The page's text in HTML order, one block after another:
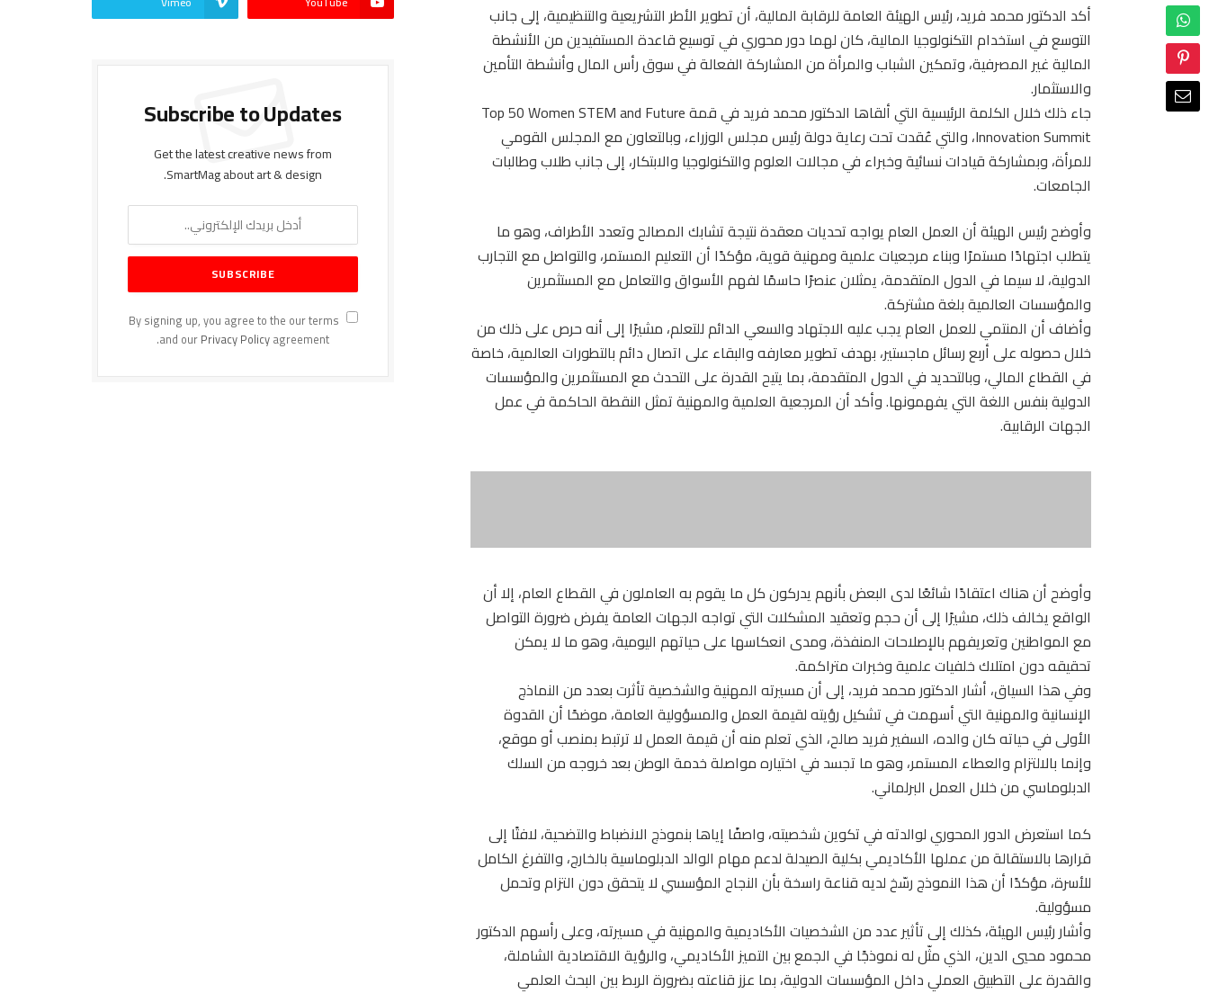
أكد الدكتور محمد فريد، رئيس الهيئة العامة للرقابة المالية، أن تطوير الأطر التشريعية والتنظيمية، إلى جانب
التوسع في استخدام التكنولوجيا المالية، كان لهما دور محوري في توسيع قاعدة المستفيدين من الأنشطة
المالية غير المصرفية، وتمكين الشباب والمرأة من المشاركة الفعالة في سوق رأس المال وأنشطة التأمين
والاستثمار.
جاء ذلك خلال الكلمة الرئيسية التي ألقاها الدكتور محمد فريد في قمة Top 50 Women STEM and Future
Innovation Summit، والتي عُقدت تحت رعاية دولة رئيس مجلس الوزراء، وبالتعاون مع المجلس القومي
للمرأة، وبمشاركة قيادات نسائية وخبراء في مجالات العلوم والتكنولوجيا والابتكار، إلى جانب طلاب وطالبات
الجامعات.
وأوضح رئيس الهيئة أن العمل العام يواجه تحديات معقدة نتيجة تشابك المصالح وتعدد الأطراف، وهو ما
يتطلب اجتهادًا مستمرًا وبناء مرجعيات علمية ومهنية قوية، مؤكدًا أن التعليم المستمر، والتواصل مع التجارب
الدولية، لا سيما في الدول المتقدمة، يمثلان عنصرًا حاسمًا لفهم الأسواق والتعامل مع المستثمرين
والمؤسسات العالمية بلغة مشتركة.
وأضاف أن المنتمي للعمل العام يجب عليه الاجتهاد والسعي الدائم للتعلم، مشيرًا إلى أنه حرص على ذلك من
خلال حصوله على أربع رسائل ماجستير، بهدف تطوير معارفه والبقاء على اتصال دائم بالتطورات العالمية، خاصة
في القطاع المالي، وبالتحديد في الدول المتقدمة، بما يتيح القدرة على التحدث مع المستثمرين والمؤسسات
الدولية بنفس اللغة التي يفهمونها. وأكد أن المرجعية العلمية والمهنية تمثل النقطة الحاكمة في عمل
الجهات الرقابية.
وأوضح أن هناك اعتقادًا شائعًا لدى البعض بأنهم يدركون كل ما يقوم به العاملون في القطاع العام، إلا أن
الواقع يخالف ذلك، مشيرًا إلى أن حجم وتعقيد المشكلات التي تواجه الجهات العامة يفرض ضرورة التواصل
مع المواطنين وتعريفهم بالإصلاحات المنفذة، ومدى انعكاسها على حياتهم اليومية، وهو ما لا يمكن
تحقيقه دون امتلاك خلفيات علمية وخبرات متراكمة.
وفي هذا السياق، أشار الدكتور محمد فريد، إلى أن مسيرته المهنية والشخصية تأثرت بعدد من النماذج
الإنسانية والمهنية التي أسهمت في تشكيل رؤيته لقيمة العمل والمسؤولية العامة، موضحًا أن القدوة
الأولى في حياته كان والده، السفير فريد صالح، الذي تعلم منه أن قيمة العمل لا ترتبط بمنصب أو موقع،
وإنما بالالتزام والعطاء المستمر، وهو ما تجسد في اختياره مواصلة خدمة الوطن بعد خروجه من السلك
الدبلوماسي من خلال العمل البرلماني.
كما استعرض الدور المحوري لوالدته في تكوين شخصيته، واصفًا إياها بنموذج الانضباط والتضحية، لافتًا إلى
قرارها بالاستقالة من عملها الأكاديمي بكلية الصيدلة لدعم مهام الوالد الدبلوماسية بالخارج، والتفرغ الكامل
للأسرة، مؤكدًا أن هذا النموذج رسّخ لديه قناعة راسخة بأن النجاح المؤسسي لا يتحقق دون التزام وتحمل
مسؤولية.
وأشار رئيس الهيئة، كذلك إلى تأثير عدد من الشخصيات الأكاديمية والمهنية في مسيرته، وعلى رأسهم الدكتور
محمود محيي الدين، الذي مثّل له نموذجًا في الجمع بين التميز الأكاديمي، والرؤية الاقتصادية الشاملة،
والقدرة على التطبيق العملي داخل المؤسسات الدولية، بما عزز قناعته بضرورة الربط بين البحث العلمي
Subscribe to Updates
Get the latest creative news from
SmartMag about art & design.
By signing up, you agree to the our terms
and ourPrivacy Policyagreement.